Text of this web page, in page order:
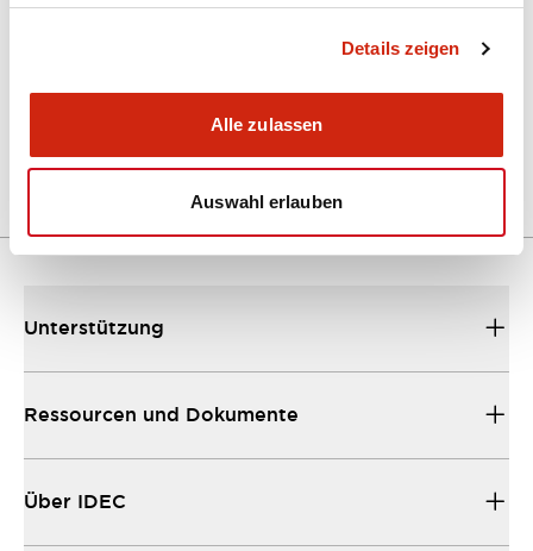
Details zeigen
Alle zulassen
Auswahl erlauben
A Series Catalog
.PDF498.62KB
Unterstützung
Ressourcen und Dokumente
Über IDEC